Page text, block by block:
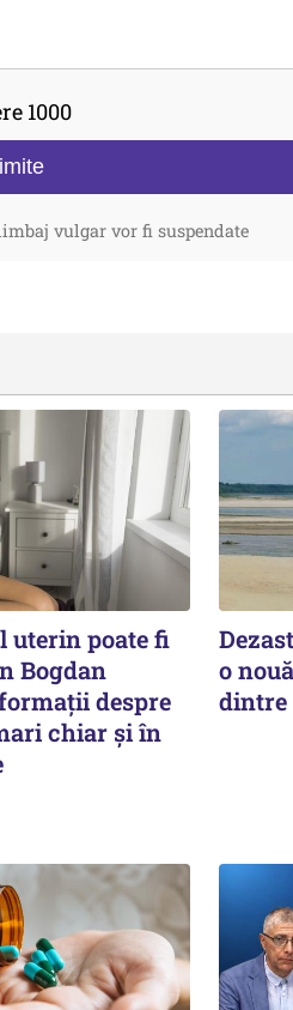
1000
vulgar vor fi suspendate
uterin poate fi
Bogdan
despre
chiar și în
o
dintre